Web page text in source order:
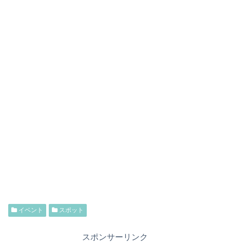
イベント スポット
スポンサーリンク